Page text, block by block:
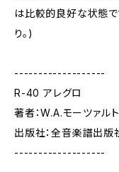
は比較的良好な状態
り。)
-------------------
R-40 アレグロ
著者：W.A.モーツァルト
出版社：全音楽譜出
-------------------